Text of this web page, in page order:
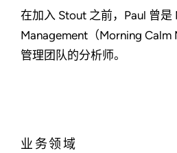
在加入 Stout 之前，Paul 曾是
Management（Morning Calm
管理团队的分析师。
业务领域